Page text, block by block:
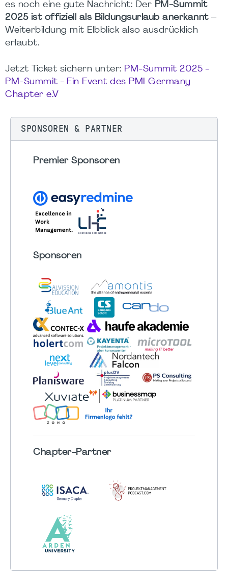
es noch eine gute Nachricht: Der PM-Summit
2025 ist offiziell als Bildungsurlaub anerkannt–
Weiterbildung mit Elbblick also ausdrücklich
erlaubt.
Jetzt Ticket sichern unter: PM-Summit 2025 -
PM-Summit - Ein Event des PMI Germany
Chapter e.V
SPONSOREN & PARTNER
Premier Sponsoren
Sponsoren
Chapter-Partner